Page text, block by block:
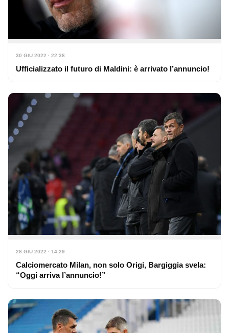
30 GIU 2022 · 22:38
Ufficializzato il futuro di Maldini: è arrivato l’annuncio!
28 GIU 2022 · 14:29
Calciomercato Milan, non solo Origi, Bargiggia svela:
“Oggi arriva l’annuncio!”